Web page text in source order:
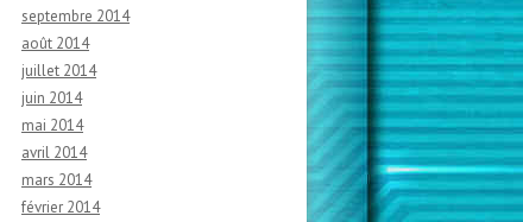
septembre 2014
août 2014
juillet 2014
juin 2014
mai 2014
avril 2014
mars 2014
février 2014